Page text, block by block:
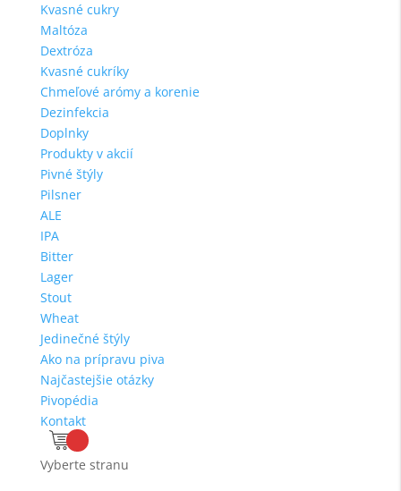
Kvasné cukry
Maltóza
Dextróza
Kvasné cukríky
Chmeľové arómy a korenie
Dezinfekcia
Doplnky
Produkty v akcií
Pivné štýly
Pilsner
ALE
IPA
Bitter
Lager
Stout
Wheat
Jedinečné štýly
Ako na prípravu piva
Najčastejšie otázky
Pivopédia
Kontakt
Vyberte stranu